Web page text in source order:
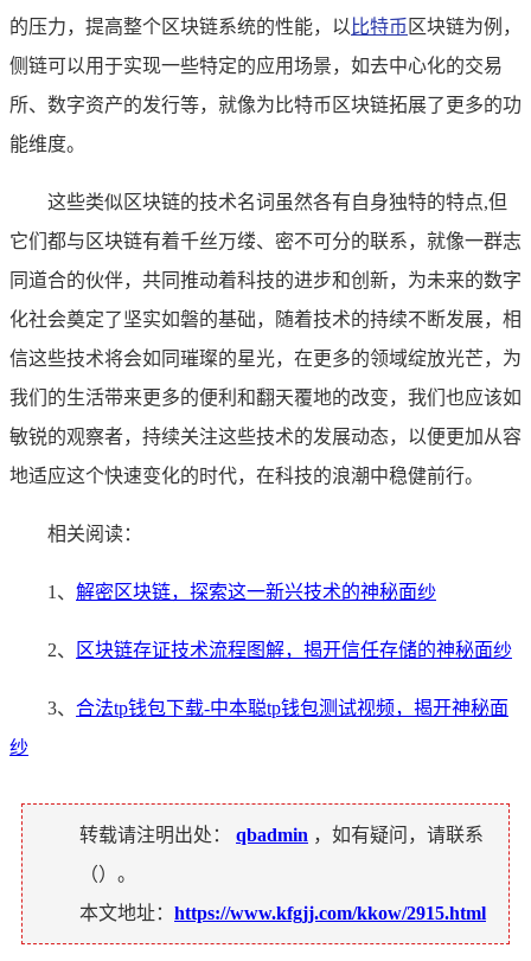
的压力，提高整个区块链系统的性能，以 比特币 区块链为例，
侧链可以用于实现一些特定的应用场景，如去中心化的交易
所、数字资产的发行等，就像为比特币区块链拓展了更多的功
能维度。
这些类似区块链的技术名词虽然各有自身独特的特点,但
它们都与区块链有着千丝万缕、密不可分的联系，就像一群志
同道合的伙伴，共同推动着科技的进步和创新，为未来的数字
化社会奠定了坚实如磐的基础，随着技术的持续不断发展，相
信这些技术将会如同璀璨的星光，在更多的领域绽放光芒，为
我们的生活带来更多的便利和翻天覆地的改变，我们也应该如
敏锐的观察者，持续关注这些技术的发展动态，以便更加从容
地适应这个快速变化的时代，在科技的浪潮中稳健前行。
相关阅读：
1、 解密区块链，探索这一新兴技术的神秘面纱
2、 区块链存证技术流程图解，揭开信任存储的神秘面纱
3、 合法tp钱包下载-中本聪tp钱包测试视频，揭开神秘面
纱
转载请注明出处： qbadmin ，如有疑问，请联系
（）。
本文地址： https://www.kfgjj.com/kkow/2915.html